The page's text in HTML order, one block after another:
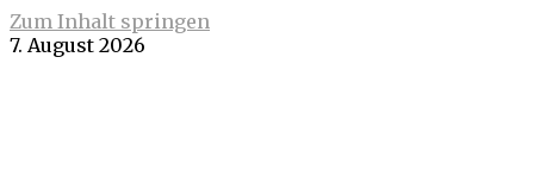
Zum Inhalt springen
7. August 2026